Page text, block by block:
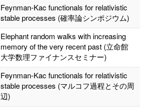
Feynman-Kac functionals for relativistic
stable processes (確率論シンポジウム)
Elephant random walks with increasing
memory of the very recent past (立命館
大学数理ファイナンスセミナー)
Feynman-Kac functionals for relativistic
stable processes (マルコフ過程とその周
辺)